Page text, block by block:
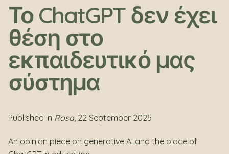
Το ChatGPT δεν έχει
θέση στο
εκπαιδευτικό μας
σύστημα
Published in Rosa, 22 September 2025
An opinion piece on generative AI and the place of